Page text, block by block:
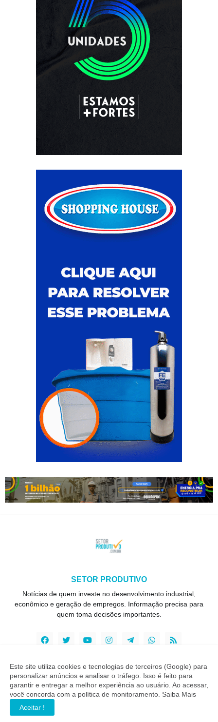
SETOR PRODUTIVO
Notícias de quem investe no desenvolvimento industrial,
econômico e geração de empregos. Informação precisa para
quem toma decisões importantes.
Copyright ©2026Setor Produtivo
INÍCIO SOBRE CONTATO LGPD
EXPEDIENTE
Este site utiliza cookies e tecnologias de terceiros (Google) para
personalizar anúncios e analisar o tráfego. Isso é feito para
garantir e entregar a melhor experiência ao usuário. Ao acessar,
você concorda com a política de monitoramento. Saiba Mais
Aceitar !